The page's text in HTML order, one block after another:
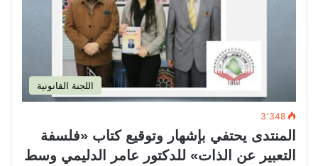
اللجنة القانونية
3٬348
المنتدى يحتفي بإشهار وتوقيع كتاب «فلسفة
التعبير عن الذات» للدكتور عامر الدليمي وسط